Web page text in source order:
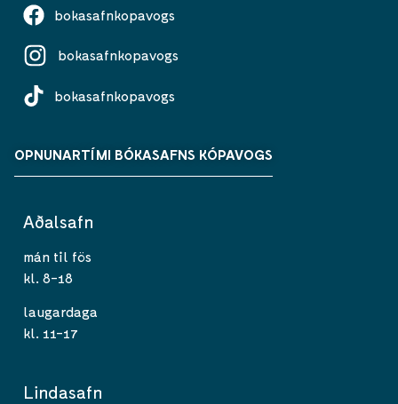
bokasafnkopavogs
bokasafnkopavogs
bokasafnkopavogs
OPNUNARTÍMI BÓKASAFNS KÓPAVOGS
Aðalsafn
mán til fös
kl. 8-18
laugardaga
kl. 11-17
Lindasafn